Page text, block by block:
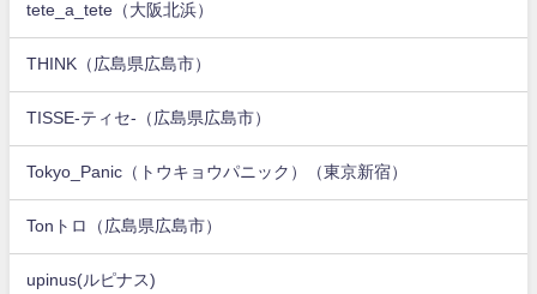
tete_a_tete（大阪北浜）
THINK（広島県広島市）
TISSE-ティセ-（広島県広島市）
Tokyo_Panic（トウキョウパニック）（東京新宿）
Tonトロ（広島県広島市）
upinus(ルピナス)